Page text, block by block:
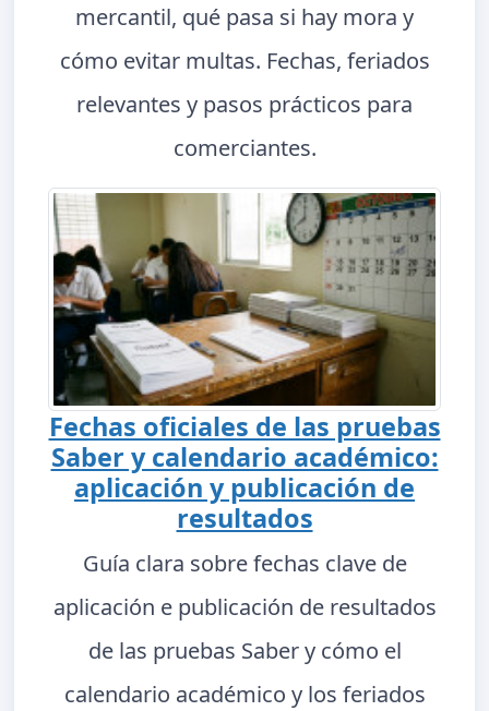
mercantil, qué pasa si hay mora y
cómo evitar multas. Fechas, feriados
relevantes y pasos prácticos para
comerciantes.
Fechas oficiales de las pruebas
Saber y calendario académico:
aplicación y publicación de
resultados
Guía clara sobre fechas clave de
aplicación e publicación de resultados
de las pruebas Saber y cómo el
calendario académico y los feriados